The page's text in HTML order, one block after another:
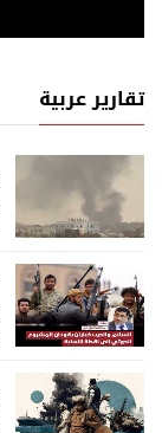
تقارير عربية